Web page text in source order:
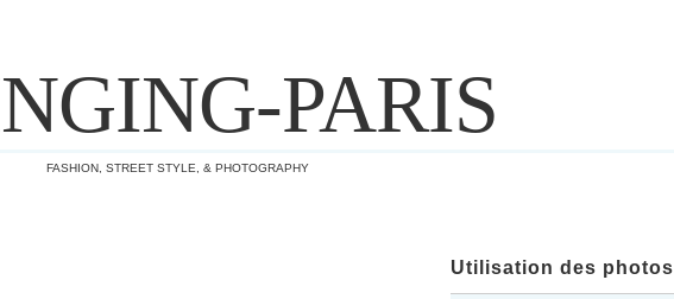
PARIS
FASHION, STREET STYLE, & PHOTOGRAPHY
Utilisation des photos